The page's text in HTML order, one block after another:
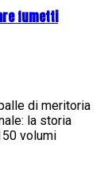
fumetti
di meritoria
la storia
volumi